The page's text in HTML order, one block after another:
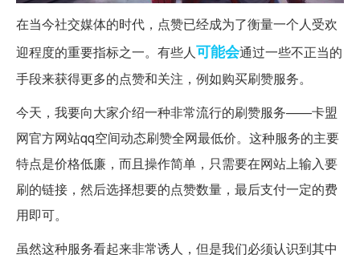
在当今社交媒体的时代，点赞已经成为了衡量一个人受欢
迎程度的重要指标之一。有些人可能会通过一些不正当的
手段来获得更多的点赞和关注，例如购买刷赞服务。
今天，我要向大家介绍一种非常流行的刷赞服务——卡盟
网官方网站qq空间动态刷赞全网最低价。这种服务的主要
特点是价格低廉，而且操作简单，只需要在网站上输入要
刷的链接，然后选择想要的点赞数量，最后支付一定的费
用即可。
虽然这种服务看起来非常诱人，但是我们必须认识到其中